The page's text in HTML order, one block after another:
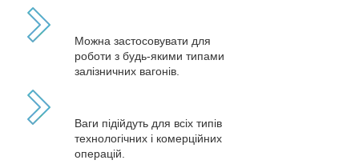
Можна застосовувати для
роботи з будь-якими типами
залізничних вагонів.
Ваги підійдуть для всіх типів
технологічних і комерційних
операцій.